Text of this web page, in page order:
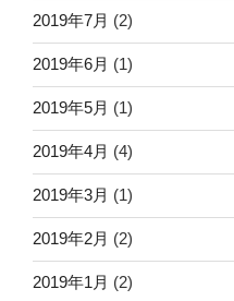
2019年7月 (2)
2019年6月 (1)
2019年5月 (1)
2019年4月 (4)
2019年3月 (1)
2019年2月 (2)
2019年1月 (2)